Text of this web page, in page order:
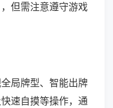
但需注意遵守游戏
局牌型、智能出牌
速自摸等操作，通